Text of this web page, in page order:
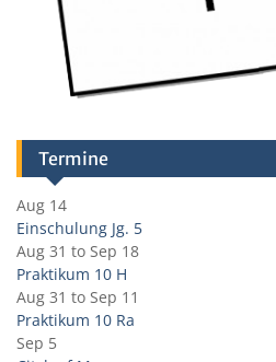
Termine
Aug 14
Einschulung Jg. 5
Aug 31 to Sep 18
Praktikum 10 H
Aug 31 to Sep 11
Praktikum 10 Ra
Sep 5